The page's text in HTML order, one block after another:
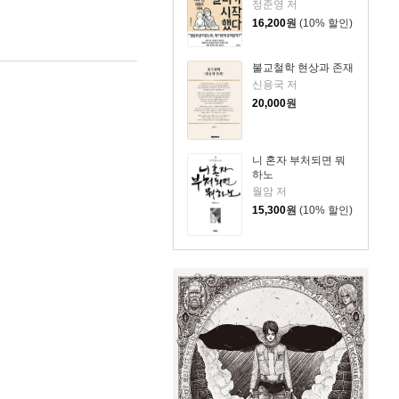
정준영 저
16,200원 (10% 할인)
불교철학 현상과 존재
신용국 저
20,000원
니 혼자 부처되면 뭐
하노
월암 저
15,300원 (10% 할인)